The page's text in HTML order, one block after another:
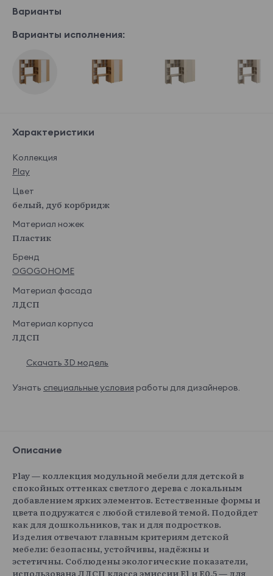
Варианты
Варианты исполнения:
Характеристики
Коллекция
Play
Цвет
белый, дуб корбридж
Материал ножек
Пластик
Бренд
OGOGOHOME
Материал фасада
ЛДСП
Материал корпуса
ЛДСП
Скачать 3D модель
Узнать специальные условия работы для дизайнеров.
Описание
Play — коллекция модульной мебели для детской в
спокойных оттенках светлого дерева с локальным
добавлением ярких элементов. Естественные формы и
цвета подружатся с любой стилевой темой. Подойдет
как для дошкольников, так и для подростков.
Изделия отвечают главным критериям детской
мебели: безопасны, устойчивы, надёжны и
эстетичны. Соблюдены экологические показатели,
использована ЛДСП класса эмиссии Е1 и Е0,5 — для